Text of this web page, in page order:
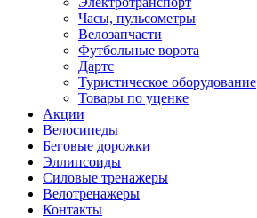
Часы, пульсометры
Велозапчасти
Футбольные ворота
Дартс
Туристическое оборудование
Товары по уценке
Акции
Велосипеды
Беговые дорожки
Эллипсоиды
Силовые тренажеры
Велотренажеры
Контакты